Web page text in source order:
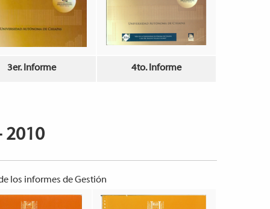
3er. Informe 4to. Informe
2010
los informes de Gestión